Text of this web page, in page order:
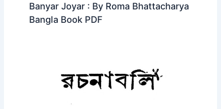
Banyar Joyar : By Roma Bhattacharya
Bangla Book PDF